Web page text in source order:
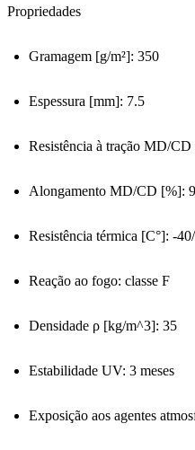
Propriedades
Gramagem [g/m²]: 350
Espessura [mm]: 7.5
Resistência à tração MD/
Alongamento MD/CD [%]:
Resistência térmica [C°]: -
Reação ao fogo: classe F
Densidade ρ [kg/m^3]: 35
Estabilidade UV: 3 meses
Exposição aos agentes